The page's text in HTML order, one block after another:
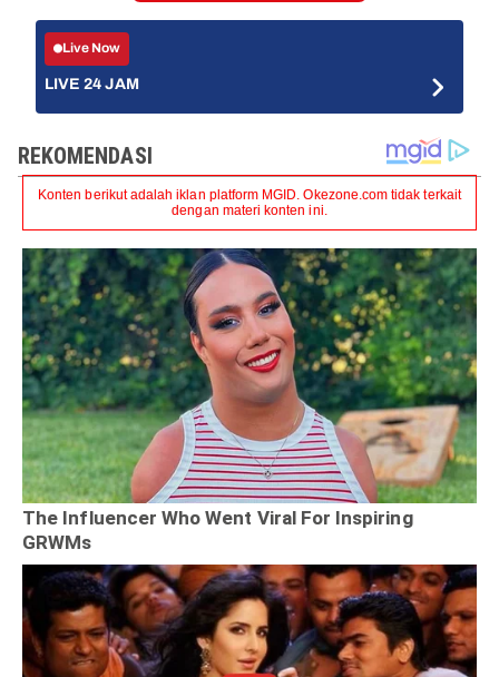
Live Now
LIVE 24 JAM